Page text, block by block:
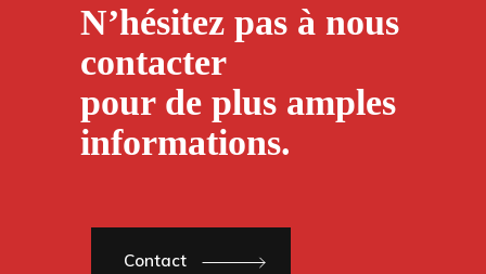
N’hésitez pas à nous
contacter
pour de plus amples
informations.
Contact